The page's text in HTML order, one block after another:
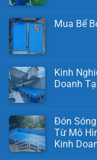
Mua Bể
Kinh
Doanh
Đón
Từ Mô
Kinh